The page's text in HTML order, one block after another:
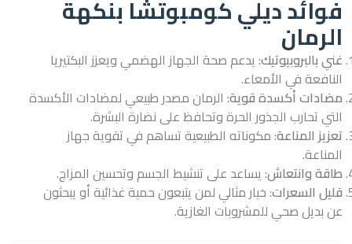
فوائد ديلي كومبوتشا بنكهة
الرمان
غني بالبروبيوتيك: يدعم صحة الجهاز الهضمي ويعزز البكتيريا
النافعة في الأمعاء.
مضادات أكسدة قوية: الرمان مصدر طبيعي لمضادات الأكسدة
التي تحارب الجذور الحرة وتحافظ على نضارة البشرة.
تعزيز المناعة: مكوناته الطبيعية تساهم في تقوية جهاز
المناعة.
طاقة وانتعاش: يساعد على تنشيط الجسم وتحسين المزاج.
قليل السعرات: خيار مثالي لمن يتبعون حمية غذائية أو يبحثون
عن بديل صحي للمشروبات الغازية.